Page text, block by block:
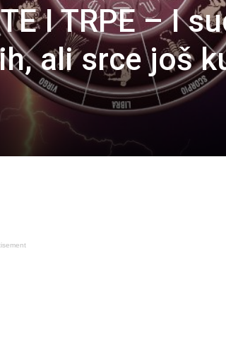
I TRPE – I
ali srce još